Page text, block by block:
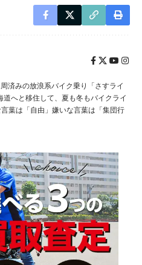
済みの放浪系バイク乗り「さすライ
へと移住して、夏も冬もバイクライ
葉は「自由」嫌いな言葉は「集団行